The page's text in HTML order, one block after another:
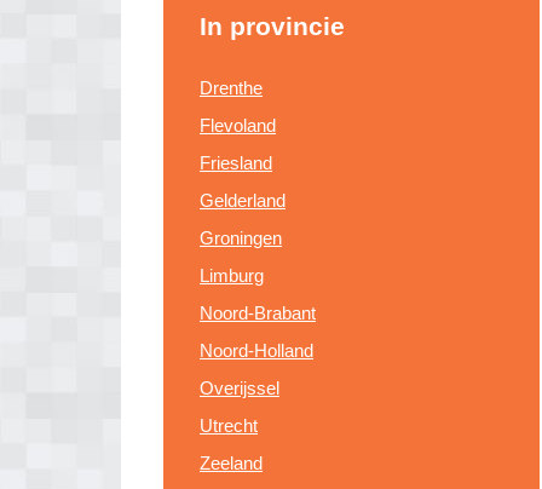
In provincie
Drenthe
Flevoland
Friesland
Gelderland
Groningen
Limburg
Noord-Brabant
Noord-Holland
Overijssel
Utrecht
Zeeland